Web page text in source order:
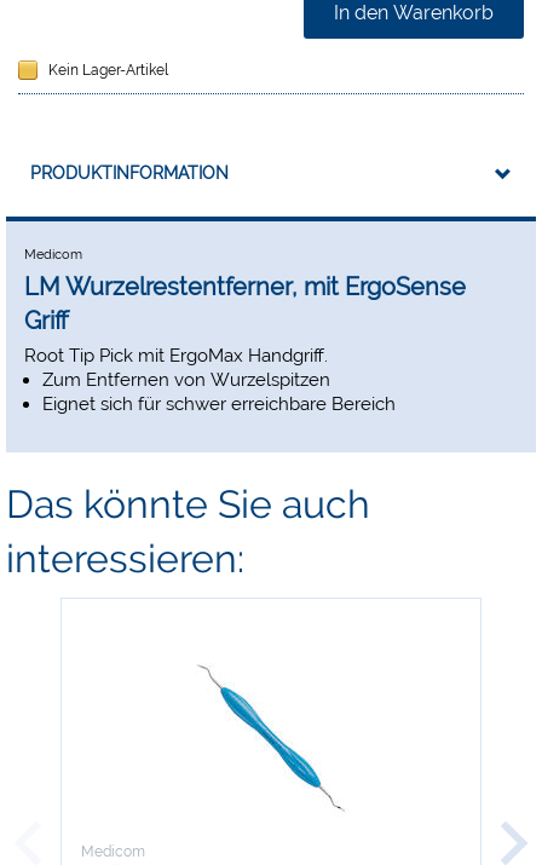
In den Warenkorb
Kein Lager-Artikel
PRODUKTINFORMATION
Medicom
LM Wurzelrestentferner, mit ErgoSense
Griff
Root Tip Pick mit ErgoMax Handgriff.
Zum Entfernen von Wurzelspitzen
Eignet sich für schwer erreichbare Bereich
Das könnte Sie auch
interessieren:
Medicom